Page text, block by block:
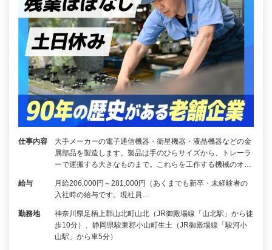
仕事内容
大手メーカーの電子通信機器・衛星機器・液晶機器などの金
属部品を製造します。製品は手のひらサイズから、トレーラ
ーで運搬する大きなものまで。これらを工作する機械のオ…
給与
月給206,000円～281,000円（あくまでも新卒・未経験者の
入社時の給与です。現社員…
勤務地
神奈川県足柄上郡山北町山北（JR御殿場線「山北駅」から徒
歩10分）、静岡県駿東郡小山町生土（JR御殿場線「駿河小
山駅」から車5分）